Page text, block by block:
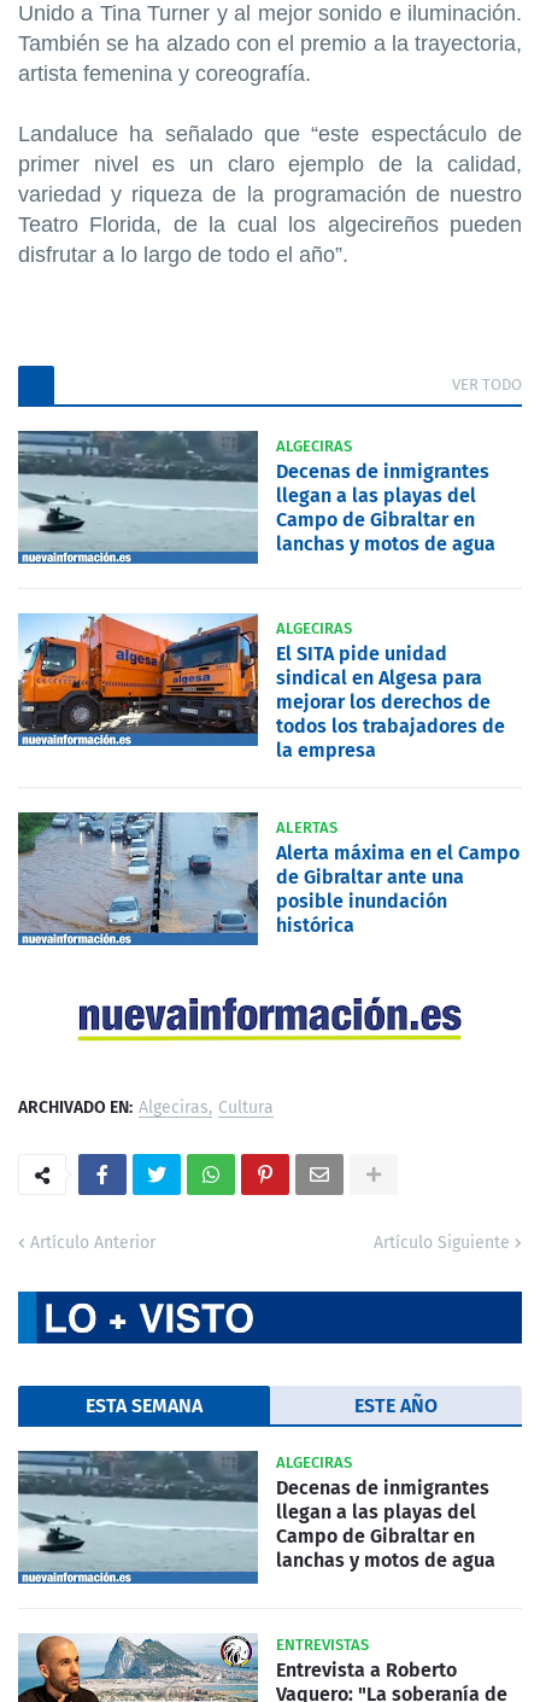
Unido a Tina Turner y al mejor sonido e iluminación.
También se ha alzado con el premio a la trayectoria,
artista femenina y coreografía.
Landaluce ha señalado que “este espectáculo de
primer nivel es un claro ejemplo de la calidad,
variedad y riqueza de la programación de nuestro
Teatro Florida, de la cual los algecireños pueden
disfrutar a lo largo de todo el año”.
VER TODO
ALGECIRAS
Decenas de inmigrantes
llegan a las playas del
Campo de Gibraltar en
lanchas y motos de agua
ALGECIRAS
El SITA pide unidad
sindical en Algesa para
mejorar los derechos de
todos los trabajadores de
la empresa
ALERTAS
Alerta máxima en el Campo
de Gibraltar ante una
posible inundación
histórica
ARCHIVADO EN: Algeciras Cultura
Artículo Anterior Artículo Siguiente
ESTA SEMANA ESTE AÑO
ALGECIRAS
Decenas de inmigrantes
llegan a las playas del
Campo de Gibraltar en
lanchas y motos de agua
ENTREVISTAS
Entrevista a Roberto
Vaquero: "La soberanía de